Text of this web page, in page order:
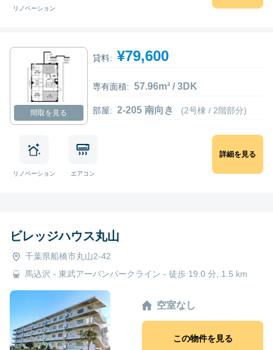
リノベーション
間取を見る
貸料: ¥79,600
専有面積: 57.96m² / 3DK
部屋: 2-205 南向き (2号棟 / 2階部分)
リノベーション エアコン
詳細を見る
ビレッジハウス丸山
千葉県船橋市丸山2-42
馬込沢 - 東武アーバンパークライン - 徒歩 19.0 分, 1.5 km
空室なし
この物件を見る